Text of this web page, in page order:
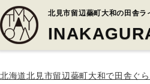
北見市留辺蘂町大和の田舎ラ
北海道北見市留辺蘂町大和で田舎ぐ